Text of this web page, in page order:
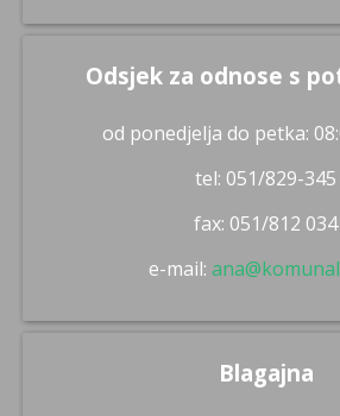
Odsjek za odnose s
od ponedjelja do petka:
tel: 051/829-345
fax: 051/812 034
e-mail:
Blagajna